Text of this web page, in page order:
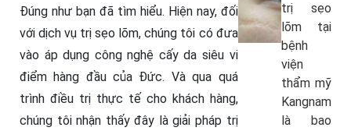
Đúng như bạn đã tìm hiểu. Hiện nay, đối
với dịch vụ trị sẹo lõm, chúng tôi có đưa
vào áp dụng công nghệ cấy da siêu vi
điểm hàng đầu của Đức. Và qua quá
trình điều trị thực tế cho khách hàng,
chúng tôi nhận thấy đây là giải pháp trị
trị sẹo
lõm tại
bệnh
viện
thẩm mỹ
Kangnam
là bao